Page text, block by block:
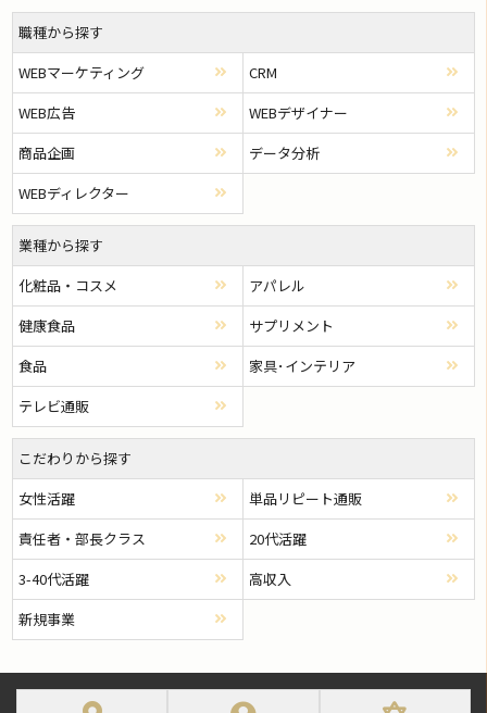
職種から探す
WEBマーケティング
CRM
WEB広告
WEBデザイナー
商品企画
データ分析
WEBディレクター
業種から探す
化粧品・コスメ
アパレル
健康食品
サプリメント
食品
家具･インテリア
テレビ通販
こだわりから探す
女性活躍
単品リピート通販
責任者・部長クラス
20代活躍
3-40代活躍
高収入
新規事業